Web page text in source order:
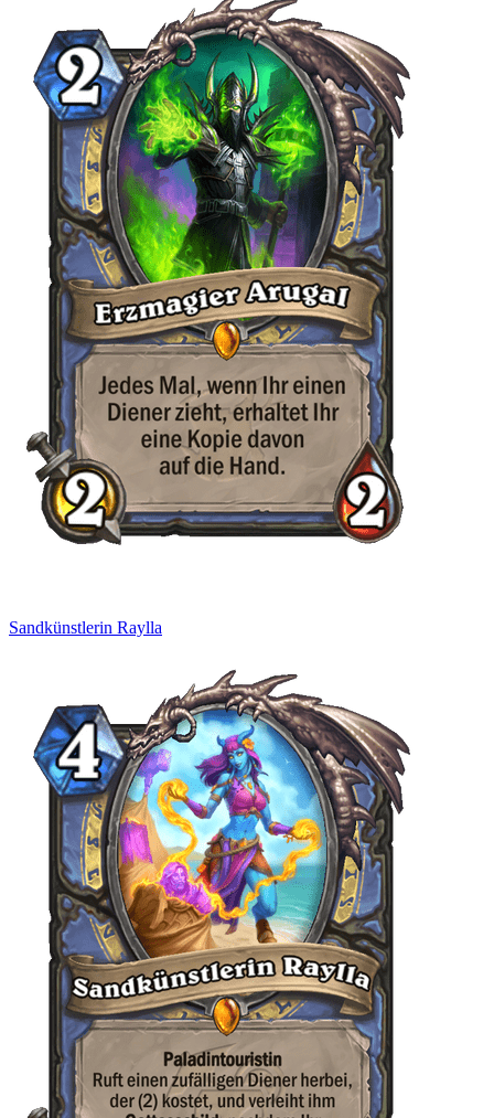
Sandkünstlerin Raylla